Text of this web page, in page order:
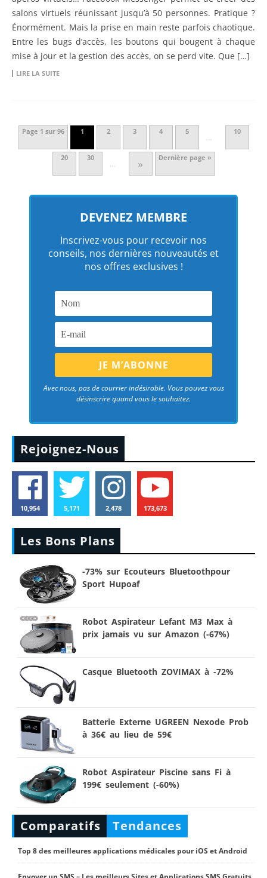
salons virtuels réunissant jusqu’à 50 personnes. Pratique ?
Énormément. Mais la prise en main reste parfois chaotique.
Entre les bugs d’accès, les boutons qui bougent à chaque
mise à jour et la gestion des accès, on se perd vite. Que […]
LIRE LA SUITE
Page 1 sur 96 1 2 3 4 5
…
10
20 30
… » Dernière page »
DEVENEZ MEMBRE
Inscrivez-vous pour recevoir nos
conseils, nos dernières nouveautés et
nos offres exclusives !
Avec nous, pas de courrier indésirable. Vous pouvez vous
désinscrire quand vous le souhaitez.
Rejoignez-Nous
10,954 5,171 2,478 173,673
Les Bons Plans
-73% sur Ecouteurs Bluetoothpour
Sport Hupoaf
Robot Aspirateur Lefant M3 Max à
prix jamais vu sur Amazon (-67%)
Casque Bluetooth ZOVIMAX à -72%
Batterie Externe UGREEN Nexode Prob
à 36€ au lieu de 59€
Robot Aspirateur Piscine sans Fi à
199€ seulement (-60%)
Comparatifs Tendances
Top 8 des meilleures applications médicales pour iOS et Android